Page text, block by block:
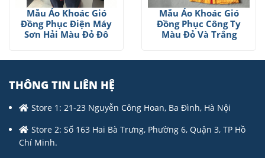
Mẫu Áo Khoác Gió
Đồng Phục Điện Máy
Sơn Hải Màu Đỏ Đô
Mẫu Áo Khoác Gió
Đồng Phục Công Ty
Màu Đỏ Và Trắng
THÔNG TIN LIÊN HỆ
Store 1: 21-23 Nguyễn Công Hoan, Ba Đình, Hà Nội
Store 2: Số 163 Hai Bà Trưng, Phường 6, Quận 3, TP Hồ
Chí Minh.